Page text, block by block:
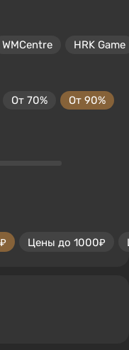
WMCentre HRK Game
От 70% От 90%
Цены до 1000₽